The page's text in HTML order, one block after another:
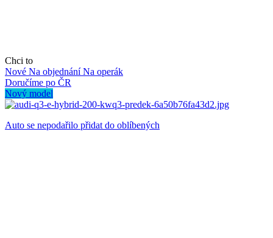
Chci to
Nové Na objednáníNa operák
Doručíme po ČR
Nový model
Auto se nepodařilo přidat do oblíbených